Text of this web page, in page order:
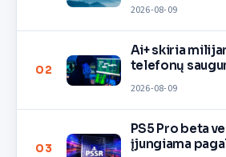
2026-08-09
02
Ai+ skiria
telefonų
2026-08-09
03
PS5 Pro beta
įjungiama